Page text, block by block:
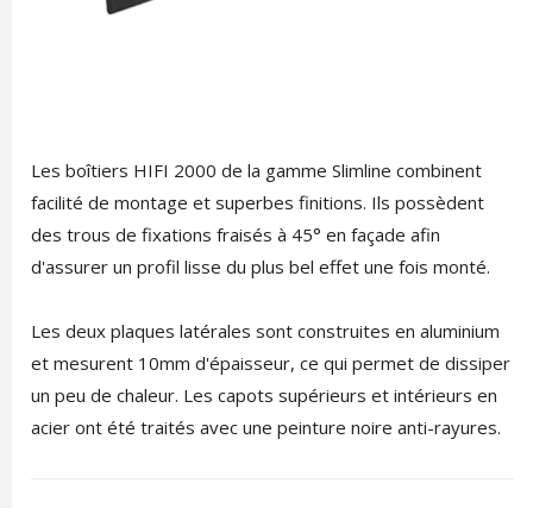
Les boîtiers HIFI 2000 de la gamme Slimline combinent
facilité de montage et superbes finitions. Ils possèdent
des trous de fixations fraisés à 45° en façade afin
d'assurer un profil lisse du plus bel effet une fois monté.
Les deux plaques latérales sont construites en aluminium
et mesurent 10mm d'épaisseur, ce qui permet de dissiper
un peu de chaleur. Les capots supérieurs et intérieurs en
acier ont été traités avec une peinture noire anti-rayures.